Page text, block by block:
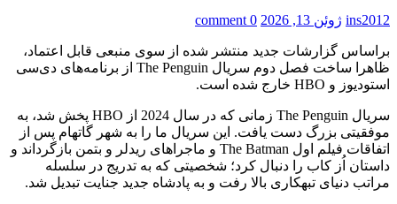
ins2012 ژوئن 13, 2026 0 comment
براساس گزارشات جدید منتشر شده از سوی منبعی قابل اعتماد،
ظاهرا ساخت فصل دوم سریال The Penguin از برنامه‌های دی‌سی
استودیوز و HBO خارج شده است.
سریال The Penguin زمانی که در سال 2024 از HBO پخش شد، به
موفقیتی بزرگ دست یافت. این سریال ما را به شهر گاتهام پس از
اتفاقات فیلم اول The Batman و ماجراهای ریدلر و بتمن بازگرداند و
داستان اُز کاب را دنبال کرد؛ شخصیتی که به‌ تدریج در سلسله‌
مراتب دنیای تبهکاری بالا رفت و به پادشاه جدید جنایت تبدیل شد.